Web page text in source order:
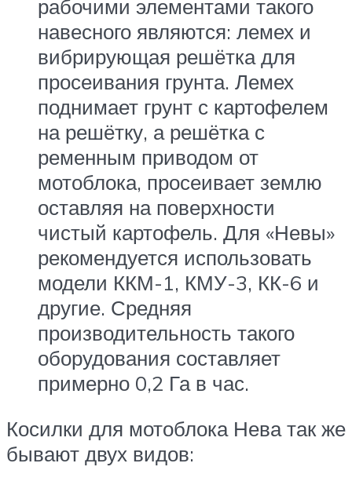
рабочими элементами такого
навесного являются: лемех и
вибрирующая решётка для
просеивания грунта. Лемех
поднимает грунт с картофелем
на решётку, а решётка с
ременным приводом от
мотоблока, просеивает землю
оставляя на поверхности
чистый картофель. Для «Невы»
рекомендуется использовать
модели ККМ-1, КМУ-3, КК-6 и
другие. Средняя
производительность такого
оборудования составляет
примерно 0,2 Га в час.
Косилки для мотоблока Нева так же
бывают двух видов: